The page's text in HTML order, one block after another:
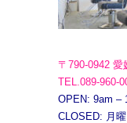
〒790-0942 愛
TEL.089-960-
OPEN: 9am –
CLOSED: 月